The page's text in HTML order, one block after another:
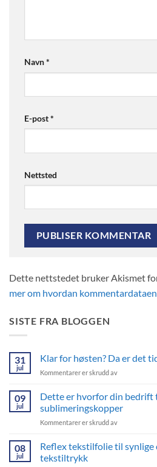
Navn*
E-post*
Nettsted
Dette nettstedet bruker Akismet
mer om hvordan
SISTE FRA BLOGGEN
31
jul
Klar for høsten? Da er det
Kommentarer er skrudd avfor
høsten?
Da
er
tid
09
jul
Dette er hvorfor din bedrift
sublimeringskopper
Kommentarer er skrudd avfor
er
hvorfor
08
jul
Reflex tekstilfolie til synlige
tekstiltrykk